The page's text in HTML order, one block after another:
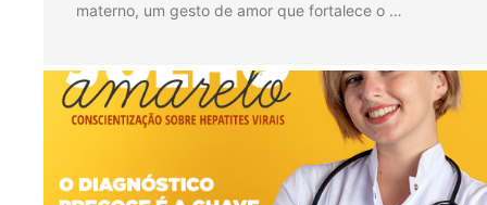
materno, um gesto de amor que fortalece o …